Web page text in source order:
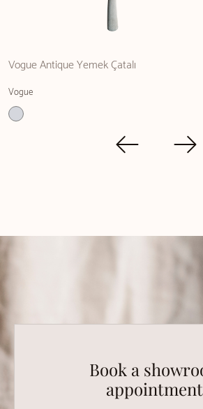
Vogue Antique Yemek Çatalı
Vogue
Book a